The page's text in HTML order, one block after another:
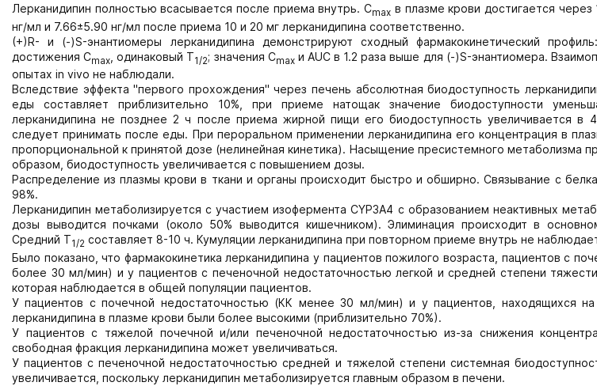
Лерканидипин полностью всасывается после приема внутрь. Cmax в плазме крови достигается
нг/мл и 7.66±5.90 нг/мл после приема 10 и 20 мг лерканидипина соответственно.
(+)R- и (-)S-энантиомеры лерканидипина демонстрируют сходный фармакокинетический
достижения Cmax , одинаковый T1/2; значения Cmaxи АUC в 1.2 раза выше для (-)S-энантиомера.
опытах in vivo не наблюдали.
Вследствие эффекта "первого прохождения" через печень абсолютная биодоступность
еды составляет приблизительно 10%, при приеме натощак значение биодоступности
лерканидипина не позднее 2 ч после приема жирной пищи его биодоступность увеличивается в
следует принимать после еды. При пероральном применении лерканидипина его концентрация в
пропорциональной к принятой дозе (нелинейная кинетика). Насыщение пресистемного метаболизма
образом, биодоступность увеличивается с повышением дозы.
Распределение из плазмы крови в ткани и органы происходит быстро и обширно. Связывание с
98%.
Лерканидипин метаболизируется с участием изофермента CYP3A4 с образованием неактивных
дозы выводится почками (около 50% выводится кишечником). Элиминация происходит в
Средний T1/2 составляет 8-10 ч. Кумуляции лерканидипина при повторном приеме внутрь не
Было показано, что фармакокинетика лерканидипина у пациентов пожилого возраста, пациентов с
более 30 мл/мин) и у пациентов с печеночной недостаточностью легкой и средней степени
которая наблюдается в общей популяции пациентов.
У пациентов с почечной недостаточностью (КК менее 30 мл/мин) и у пациентов, находящихся на
лерканидипина в плазме крови были более высокими (приблизительно 70%).
У пациентов с тяжелой почечной и/или печеночной недостаточностью из-за снижения
свободная фракция лерканидипина может увеличиваться.
У пациентов с печеночной недостаточностью средней и тяжелой степени системная
увеличивается, поскольку лерканидипин метаболизируется главным образом в печени.